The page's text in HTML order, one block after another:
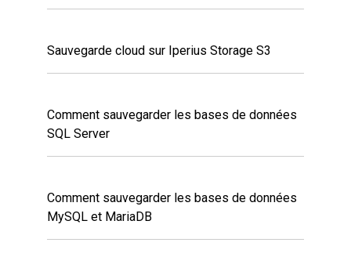
Sauvegarde cloud sur Iperius Storage S3
Comment sauvegarder les bases de données
SQL Server
Comment sauvegarder les bases de données
MySQL et MariaDB